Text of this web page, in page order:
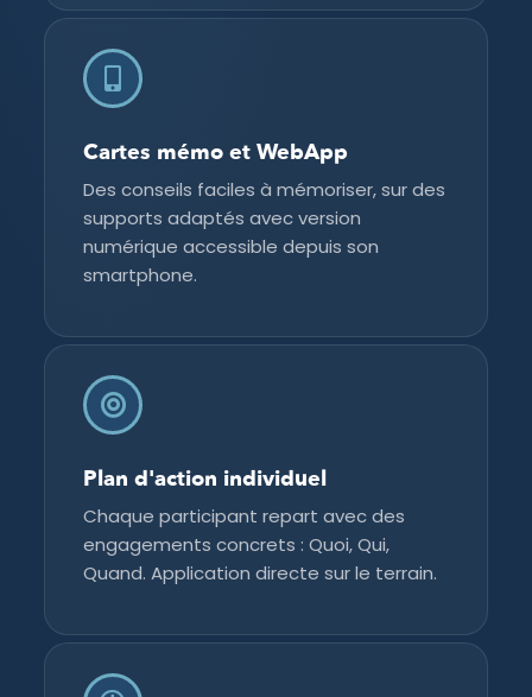
Cartes mémo et WebApp
Des conseils faciles à mémoriser, sur des
supports adaptés avec version
numérique accessible depuis son
smartphone.
Plan d'action individuel
Chaque participant repart avec des
engagements concrets : Quoi, Qui,
Quand. Application directe sur le terrain.